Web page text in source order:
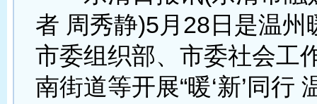
者 周秀静)5月28日是温州
市委组织部、市委社会工
南街道等开展“暖‘新’同行